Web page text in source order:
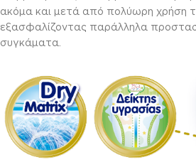
ακόμα και μετά από πολύωρη χρήση
εξασφαλίζοντας παράλληλα
συγκάματα.